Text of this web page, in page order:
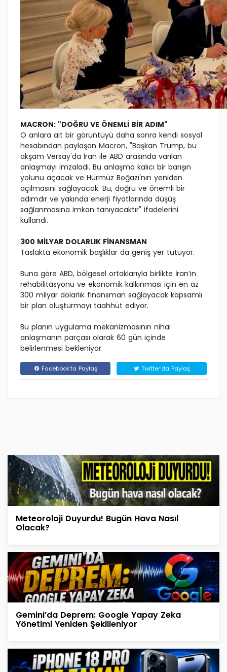
MACRON: "DOĞRU VE ÖNEMLİ BİR ADIM"
O anlara ait bir görüntüyü daha sonra kendi sosyal
hesabından paylaşan Macron, "Başkan Trump, bu
akşam Versay'da İran ile ABD arasında varılan
anlaşmayı imzaladı. Bu anlaşma kalıcı bir barışın
yolunu açacak ve Hürmüz Boğazı'nın yeniden
açılmasını sağlayacak. Bu, doğru ve önemli bir
adımdır ve yakında enerji fiyatlarında düşüş
sağlanmasına imkan tanıyacaktır" ifadelerini
kullandı.
300 MİLYAR DOLARLIK FİNANSMAN
Taslakta ekonomik başlıklar da geniş yer tutuyor.
Buna göre ABD, bölgesel ortaklarıyla birlikte İran’ın
rehabilitasyonu ve ekonomik kalkınması için en az
300 milyar dolarlık finansman sağlayacak kapsamlı
bir plan oluşturmayı taahhüt ediyor.
Bu planın uygulama mekanizmasının nihai
anlaşmanın parçası olarak 60 gün içinde
belirlenmesi bekleniyor.
Facebook'ta Paylaş Twitter'da Paylaş
Meteoroloji Duyurdu! Bugün Hava Nasıl
Olacak?
Gemini’da Deprem: Google Yapay Zeka
Yönetimi Yeniden Şekilleniyor